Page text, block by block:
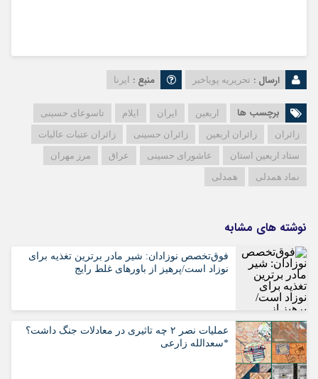
ارسال : تحریریه پویاخبر منبع : ایرنا
برچسب ها اربعین ایران ایلام
تاسوعای حسینی
زائران
زائران اربعین زائران حسینی
زائران عتبات عالیات
ستاد اربعین استان
عاشورای حسینی عراق
مرز مهران
نماد همدلی
همدلی
نوشته های مشابه
فوق‌تخصص نوزادان: شیر مادر برترین تغذیه برای
نوزاد است/پرهیز از باورهای غلط رایج
عملیات نصر ۲ چه تاثیری در معادلات جنگ داشت؟
*سعدالله زارعی